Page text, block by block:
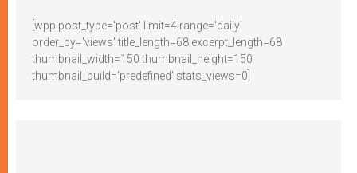
[wpp post_type='post' limit=4 range='daily'
order_by='views' title_length=68 excerpt_length=68
thumbnail_width=150 thumbnail_height=150
thumbnail_build='predefined' stats_views=0]